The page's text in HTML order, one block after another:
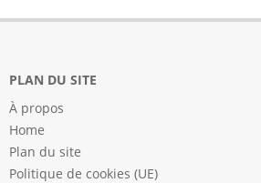
PLAN DU SITE
À propos
Home
Plan du site
Politique de cookies (UE)